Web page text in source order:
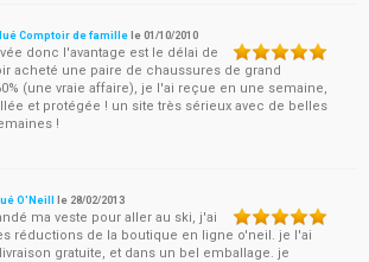
Comptoir de famille le01/10/2010
donc l'avantage est le délai de
acheté une paire de chaussures de grand
(une vraie affaire), je l'ai reçue en une semaine,
et protégée ! un site très sérieux avec de belles
!
O'Neill le 28/02/2013
ma veste pour aller au ski, j'ai
réductions de la boutique en ligne o'neil. je l'ai
gratuite, et dans un bel emballage. je